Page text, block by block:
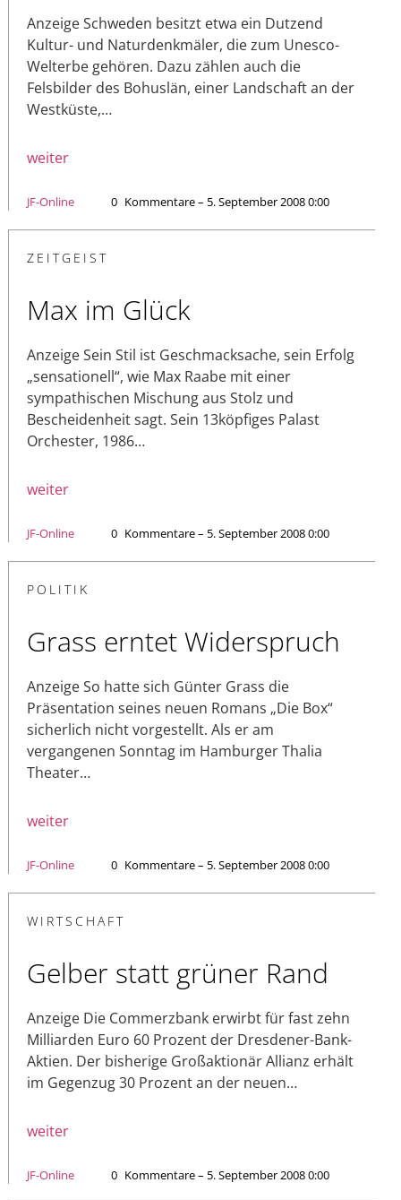
Anzeige Schweden besitzt etwa ein Dutzend
Kultur- und Naturdenkmäler, die zum Unesco-
Welterbe gehören. Dazu zählen auch die
Felsbilder des Bohuslän, einer Landschaft an der
Westküste,…
weiter
JF-Online 0 Kommentare – 5. September 2008 0:00
ZEITGEIST
Max im Glück
Anzeige Sein Stil ist Geschmacksache, sein Erfolg
„sensationell“, wie Max Raa­be mit einer
sympathischen Mischung aus Stolz und
Bescheidenheit sagt. Sein 13köpfiges Palast
Orchester, 1986…
weiter
JF-Online 0 Kommentare – 5. September 2008 0:00
POLITIK
Grass erntet Widerspruch
Anzeige So hatte sich Günter Grass die
Präsentation seines neuen Romans „Die Box“
sicherlich nicht vorgestellt. Als er am
vergangenen Sonntag im Hamburger Thalia
Theater…
weiter
JF-Online 0 Kommentare – 5. September 2008 0:00
WIRTSCHAFT
Gelber statt grüner Rand
Anzeige Die Commerzbank erwirbt für fast zehn
Milliarden Euro 60 Prozent der Dresdener-Bank-
Aktien. Der bisherige Großaktionär Allianz erhält
im Gegenzug 30 Prozent an der neuen…
weiter
JF-Online 0 Kommentare – 5. September 2008 0:00